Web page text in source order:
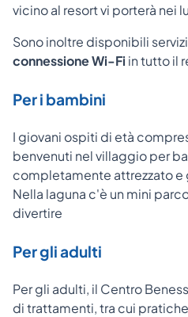
vicino al resort vi porterà nei
Sono inoltre disponibili
connessione Wi-Fi in tutto il
Per i bambini
I giovani ospiti di età
benvenuti nel villaggio per
completamente attrezzato
Nella laguna c'è un mini
divertire
Per gli adulti
Per gli adulti, il Centro
di trattamenti, tra cui